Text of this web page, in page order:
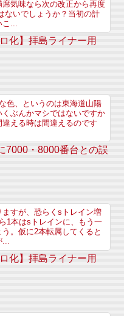
気味なら次の改正から再度
ないでしょうか？当初の計
...
化】拝島ライナー用
色、というのは東海道山陽
ぶんかマシではないですか
える時は間違えるのです
7000・8000番台との誤
ますが、恐らくsトレイン増
1本はsトレインに、もう一
。仮に2本転属してくると
...
化】拝島ライナー用